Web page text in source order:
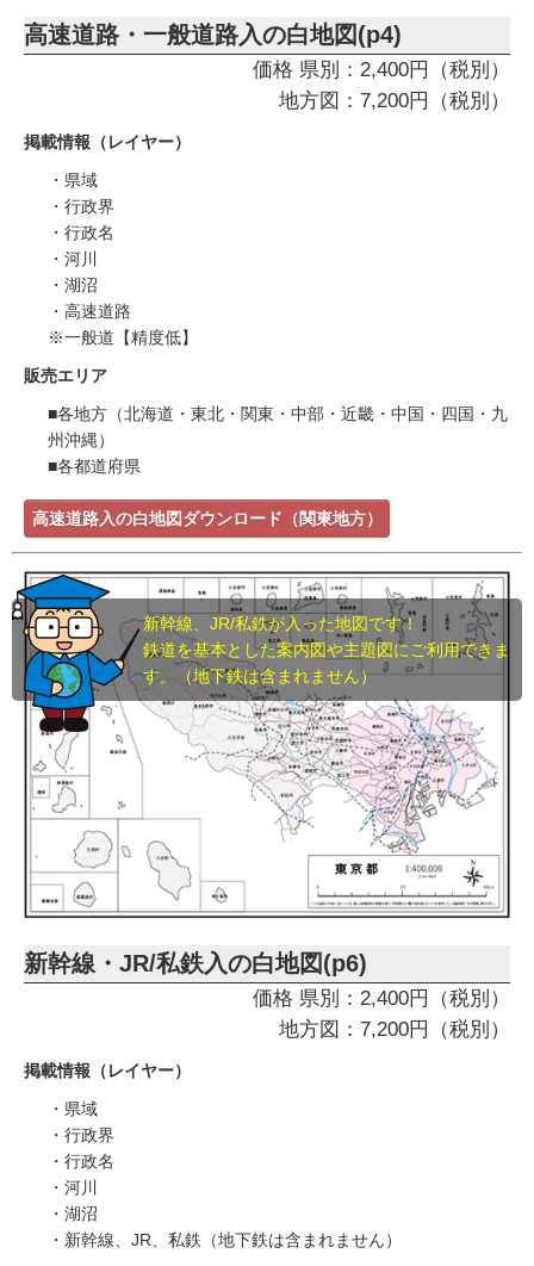
高速道路・一般道路入の白地図(p4)
価格 県別：2,400円（税別）
地方図：7,200円（税別）
掲載情報（レイヤー）
・県域
・行政界
・行政名
・河川
・湖沼
・高速道路
※一般道【精度低】
販売エリア
■各地方（北海道・東北・関東・中部・近畿・中国・四国・九
州沖縄）
■各都道府県
高速道路入の白地図ダウンロード（関東地方）
新幹線、JR/私鉄が入った地図です！
鉄道を基本とした案内図や主題図にご利用できま
す。（地下鉄は含まれません）
新幹線・JR/私鉄入の白地図(p6)
価格 県別：2,400円（税別）
地方図：7,200円（税別）
掲載情報（レイヤー）
・県域
・行政界
・行政名
・河川
・湖沼
・新幹線、JR、私鉄（地下鉄は含まれません）